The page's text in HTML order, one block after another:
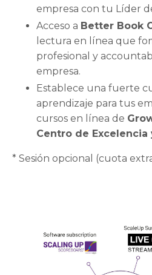
empresa con tu Líder
Acceso a Better Book
lectura en línea que
profesional y
empresa.
Establece una fuerte
aprendizaje para tus
cursos en línea de
Centro de Excelencia
* Sesión opcional (cuota